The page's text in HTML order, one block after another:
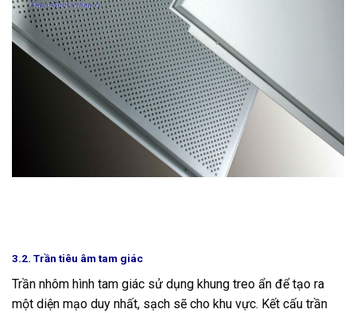
3.2. Trần tiêu âm tam giác
Trần nhôm hình tam giác sử dụng khung treo ẩn để tạo ra
một diện mạo duy nhất, sạch sẽ cho khu vực. Kết cấu trần